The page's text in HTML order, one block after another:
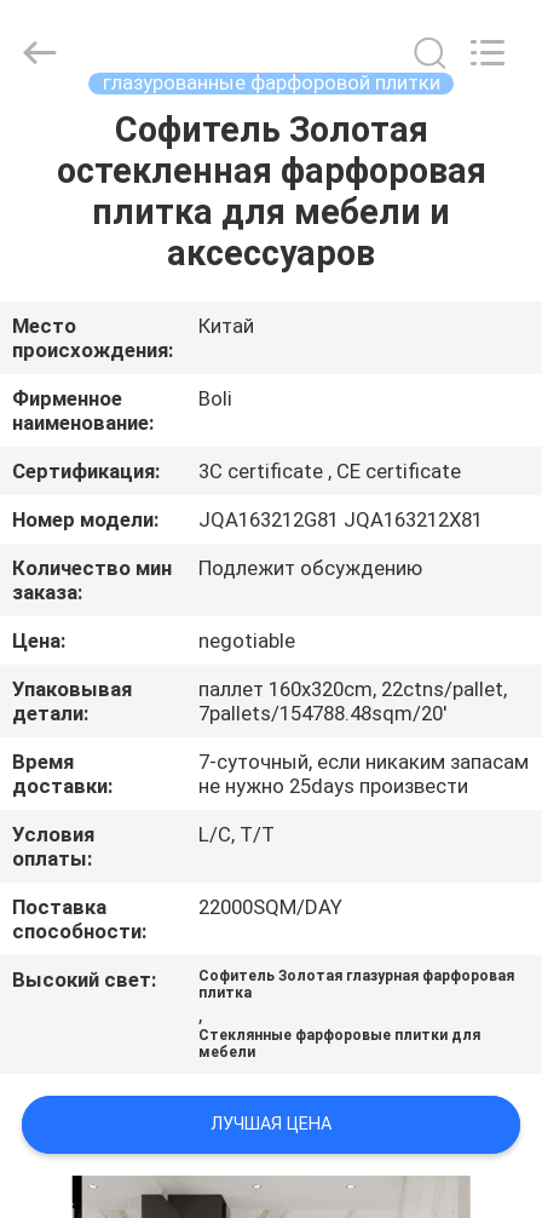
ДОМОЙ
ПРОДУКТЫ
О
НАС
ЭКСКУРСИЯ
ПО
ЗАВОДУ
КОНТРОЛЬ
КАЧЕСТВА
СВЯЖИТЕСЬ
С
НАМИ
ЗАПРОСИТЕ
ПОЛИТИКА
КОНФИДЕНЦИАЛЬНОСТИ
CERAMICS
CO.,LTD..
глазурованные фарфоровой плитки
Софитель Золотая
остекленная фарфоровая
плитка для мебели и
аксессуаров
Место
происхождения:
Китай
Фирменное
наименование:
Boli
Сертификация:
3C certificate , CE certificate
Номер модели:
JQA163212G81 JQA163212X81
Количество мин
заказа:
Подлежит обсуждению
Цена:
negotiable
Упаковывая
детали:
паллет 160x320cm, 22ctns/pallet,
7pallets/154788.48sqm/20'
Время
доставки:
7-суточный, если никаким запасам
не нужно 25days произвести
Условия
оплаты:
L/C, T/T
Поставка
способности:
22000SQM/DAY
Высокий свет:
Софитель Золотая глазурная фарфоровая
плитка
,
Стеклянные фарфоровые плитки для
мебели
ЛУЧШАЯ ЦЕНА